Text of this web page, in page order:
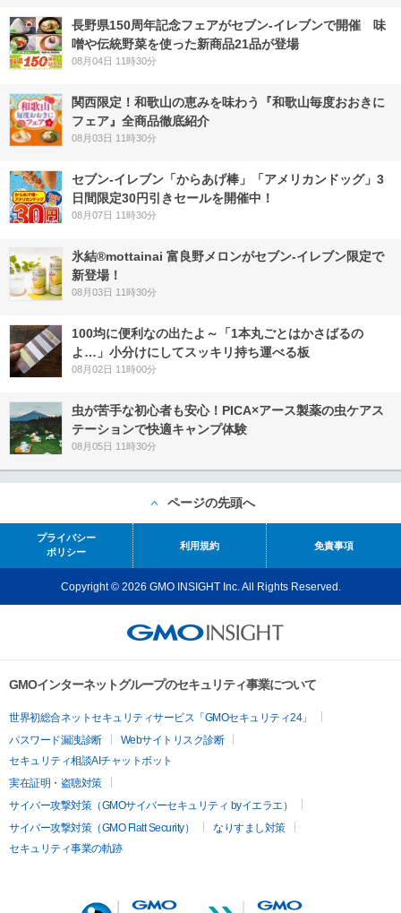
長野県150周年記念フェアがセブン-イレブンで開催 味
噌や伝統野菜を使った新商品21品が登場
08月04日 11時30分
関西限定！和歌山の恵みを味わう『和歌山毎度おおきに
フェア』全商品徹底紹介
08月03日 11時30分
セブン‐イレブン「からあげ棒」「アメリカンドッグ」3
日間限定30円引きセールを開催中！
08月07日 11時30分
氷結®mottainai 富良野メロンがセブン‐イレブン限定で
新登場！
08月03日 11時30分
100均に便利なの出たよ～「1本丸ごとはかさばるの
よ…」小分けにしてスッキリ持ち運べる板
08月02日 11時00分
虫が苦手な初心者も安心！PICA×アース製薬の虫ケアス
テーションで快適キャンプ体験
08月05日 11時30分
ページの先頭へ
プライバシー
ポリシー
利用規約 免責事項
Copyright © 2026 GMO INSIGHT Inc. All Rights Reserved.
GMOインターネットグループのセキュリティ事業について
世界初総合ネットセキュリティサービス「GMOセキュリティ24」
パスワード漏洩診断
Webサイトリスク診断
セキュリティ相談AIチャットボット
実在証明・盗聴対策
サイバー攻撃対策（GMOサイバーセキュリティ byイエラエ）
サイバー攻撃対策（GMO Flatt Security）
なりすまし対策
セキュリティ事業の軌跡